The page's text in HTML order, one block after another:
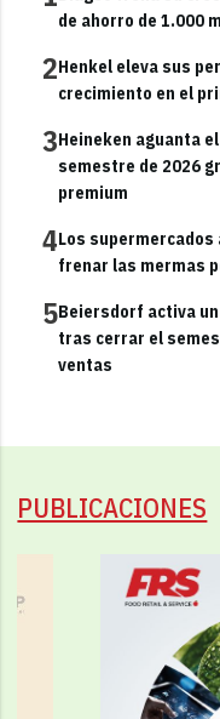
de ahorro de 1.000
2Henkel eleva sus
crecimiento en el
3Heineken aguanta
semestre de 2026
premium
4Los
frenar las mermas
5Beiersdorf activa
tras cerrar el
ventas
PUBLICACIONES